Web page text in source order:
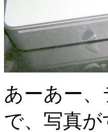
あーあー
で、写真